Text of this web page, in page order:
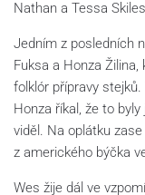
Nathan a Tessa
Jedním z posledních
Fuksa a Honza
folklór přípravy
Honza říkal, že to
viděl. Na oplátku
z amerického býčka
Wes žije dál ve